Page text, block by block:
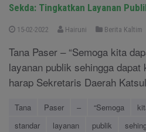
Sekda: Tingkatkan Layanan
15-02-2022 Hairuni Berita Kaltim
Tana Paser – “Semoga kita
layanan publik sehingga dapat
harap Sekretaris Daerah
Tana Paser – “Semoga
standar
layanan publik